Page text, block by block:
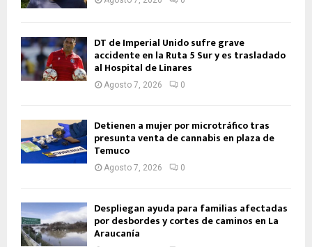
DT de Imperial Unido sufre grave
accidente en la Ruta 5 Sur y es trasladado
al Hospital de Linares
Agosto 7, 2026 0
Detienen a mujer por microtráfico tras
presunta venta de cannabis en plaza de
Temuco
Agosto 7, 2026 0
Despliegan ayuda para familias afectadas
por desbordes y cortes de caminos en La
Araucanía